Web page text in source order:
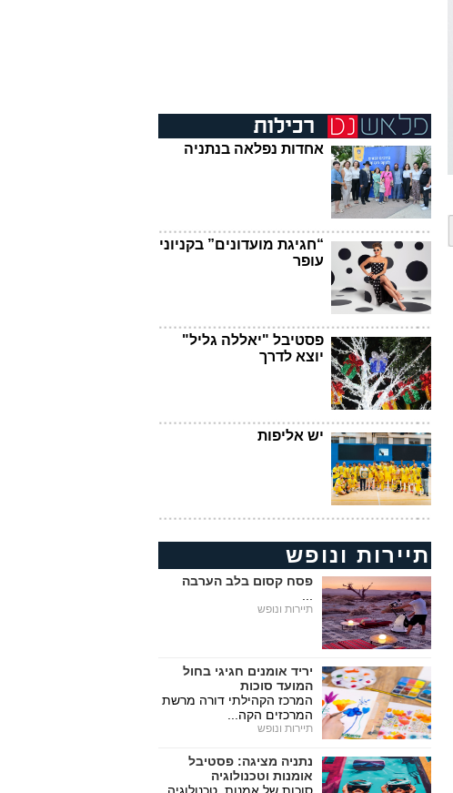
אחדות נפלאה בנתניה
“חגיגת מועדונים” בקניוני
עופר
פסטיבל "יאללה גליל"
יוצא לדרך
יש אליפות
תיירות ונופש
פסח קסום בלב הערבה
תיירות ונופש
יריד אומנים חגיגי בחול
המועד סוכות
המרכז הקהילתי דורה מרשת
המרכזים הקה...
תיירות ונופש
נתניה מציגה: פסטיבל
אומנות וטכנולוגיה